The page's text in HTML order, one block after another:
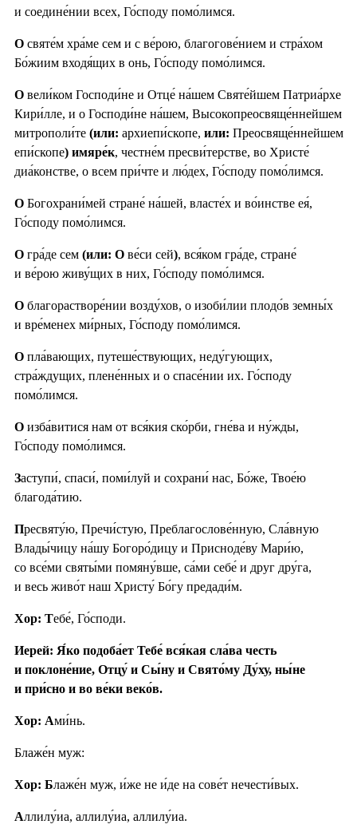
и соедине́нии всех, Го́споду помо́лимся.
О святе́м хра́ме сем и с ве́рою, благогове́нием и стра́хом
Бо́жиим входя́щих в онь, Го́споду помо́лимся.
О вели́ком Господи́не и Отце́ на́шем Святе́йшем Патриа́рхе
Кири́лле, и о Господи́не на́шем, Высокопреосвяще́ннейшем
митрополи́те (или: архиепи́скопе, или: Преосвяще́ннейшем
епи́скопе) имяре́к, честне́м пресви́терстве, во Христе́
диа́констве, о всем при́чте и лю́дех, Го́споду помо́лимся.
О Богохрани́мей стране́ на́шей, власте́х и во́инстве ея́,
Го́споду помо́лимся.
О гра́де сем (или: О ве́си сей), вся́ком гра́де, стране́
и ве́рою живу́щих в них, Го́споду помо́лимся.
О благорастворе́нии возду́хов, о изоби́лии плодо́в земны́х
и вре́менех ми́рных, Го́споду помо́лимся.
О пла́вающих, путеше́ствующих, неду́гующих,
стра́ждущих, плене́нных и о спасе́нии их. Го́споду
помо́лимся.
О изба́витися нам от вся́кия ско́рби, гне́ва и ну́жды,
Го́споду помо́лимся.
Заступи́, спаси́, поми́луй и сохрани́ нас, Бо́же, Твое́ю
благода́тию.
Пресвяту́ю, Пречи́стую, Преблагослове́нную, Сла́вную
Влады́чицу на́шу Богоро́дицу и Присноде́ву Мари́ю,
со все́ми святы́ми помяну́вше, са́ми себе́ и друг дру́га,
и весь живо́т наш Христу́ Бо́гу предади́м.
Хор: Тебе́, Го́споди.
Иерей: Я́ко подоба́ет Тебе́ вся́кая сла́ва честь
и поклоне́ние, Отцу́ и Сы́ну и Свято́му Ду́ху, ны́не
и при́сно и во ве́ки веко́в.
Хор: Ами́нь.
Блаже́н муж:
Хор: Блаже́н муж, и́же не и́де на сове́т нечести́вых.
Аллилу́иа, аллилу́иа, аллилу́иа.